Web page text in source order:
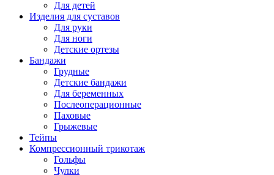
Для детей
Изделия для суставов
Для руки
Для ноги
Детские ортезы
Бандажи
Грудные
Детские бандажи
Для беременных
Послеоперационные
Паховые
Грыжевые
Тейпы
Компрессионный трикотаж
Гольфы
Чулки